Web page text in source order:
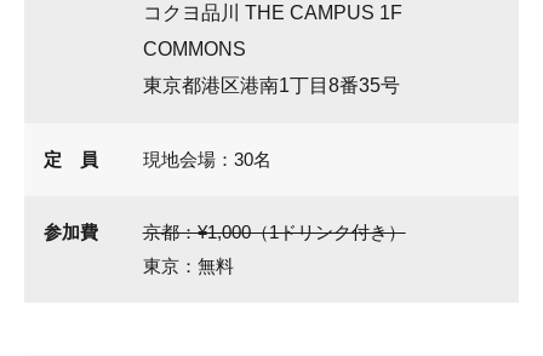
コクヨ品川 THE CAMPUS 1F
COMMONS
東京都港区港南1丁目8番35号
定 員 現地会場：30名
参加費
京都：¥1,000（1ドリンク付き）
東京：無料